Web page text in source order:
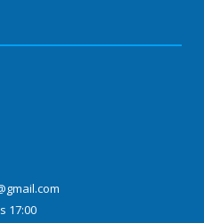
17:00